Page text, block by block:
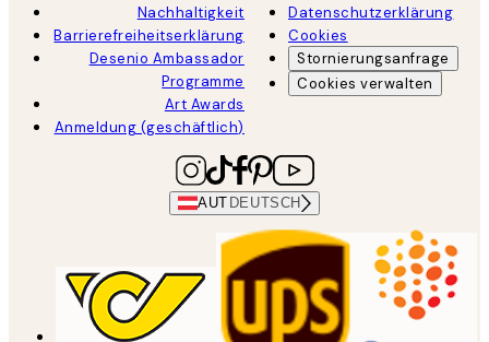
Nachhaltigkeit
Barrierefreiheitserklärung
Desenio Ambassador
Programme
Art Awards
Anmeldung (geschäftlich)
Datenschutzerklärung
Cookies
Stornierungsanfrage
Cookies verwalten
AUT DEUTSCH